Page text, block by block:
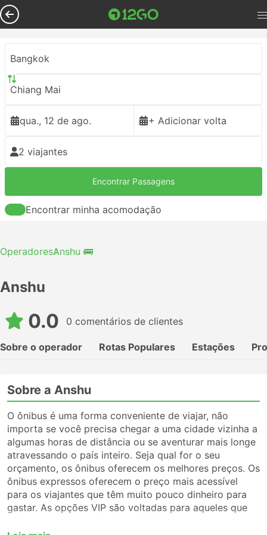
Bangkok
Chiang Mai
qua., 12 de ago. + Adicionar volta
2 viajantes
Encontrar Passagens
Encontrar minha acomodação
OperadoresAnshu 🚌
Anshu
0.0 0 comentários de clientes
Sobre o operador Rotas Populares Estações
Sobre a Anshu
O ônibus é uma forma conveniente de viajar, não
importa se você precisa chegar a uma cidade vizinha a
algumas horas de distância ou se aventurar mais longe
atravessando o país inteiro. Seja qual for o seu
orçamento, os ônibus oferecem os melhores preços. Os
ônibus expressos oferecem o preço mais acessível
para os viajantes que têm muito pouco dinheiro para
gastar. As opções VIP são voltadas para aqueles que